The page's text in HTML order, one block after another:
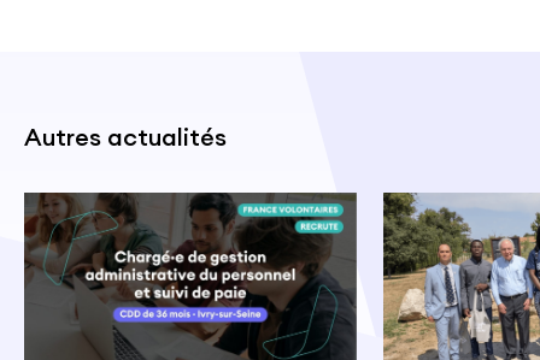
Autres actualités